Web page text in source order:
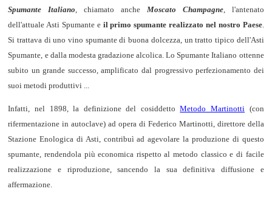
Spumante Italiano, chiamato anche Moscato Champagne, l'antenato
dell'attuale Asti Spumante e il primo spumante realizzato nel nostro Paese.
Si trattava di uno vino spumante di buona dolcezza, un tratto tipico dell'Asti
Spumante, e dalla modesta gradazione alcolica. Lo Spumante Italiano ottenne
subito un grande successo, amplificato dal progressivo perfezionamento dei
suoi metodi produttivi ...
Infatti, nel 1898, la definizione del cosiddettoMetodo Martinotti (con
rifermentazione in autoclave) ad opera di Federico Martinotti, direttore della
Stazione Enologica di Asti, contribuì ad agevolare la produzione di questo
spumante, rendendola più economica rispetto al metodo classico e di facile
realizzazione e riproduzione, sancendo la sua definitiva diffusione e
affermazione.